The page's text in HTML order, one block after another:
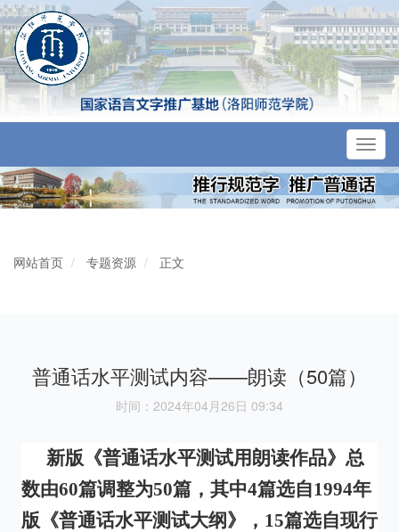
网站首页 专题资源 正文
普通话水平测试内容——朗读（50篇）
时间：2024年04月26日 09:34
新版《普通话水平测试用朗读作品》总
数由60篇调整为50篇，其中4篇选自1994年
版《普通话水平测试大纲》，15篇选自现行